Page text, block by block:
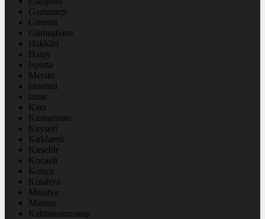
Gaziantep
Giresun
Gümüşhane
Hakkâri
Hatay
Isparta
Mersin
istanbul
izmir
Kars
Kastamonu
Kayseri
Kırklareli
Kırşehir
Kocaeli
Konya
Kütahya
Malatya
Manisa
Kahramanmaraş